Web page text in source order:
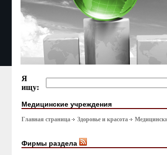
Я
ищу:
Медицинские учреждения
Главная страница Здоровье и красота
Фирмы раздела